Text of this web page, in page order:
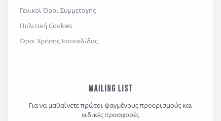
Γενικοί Όροι Συμμετοχής
Πολιτική Cookies
Όροι Χρήσης Ιστοσελίδας
MAILING LIST
Για να μαθαίνετε πρώτοι ψαγμένους προορισμούς και
ειδικές προσφορές